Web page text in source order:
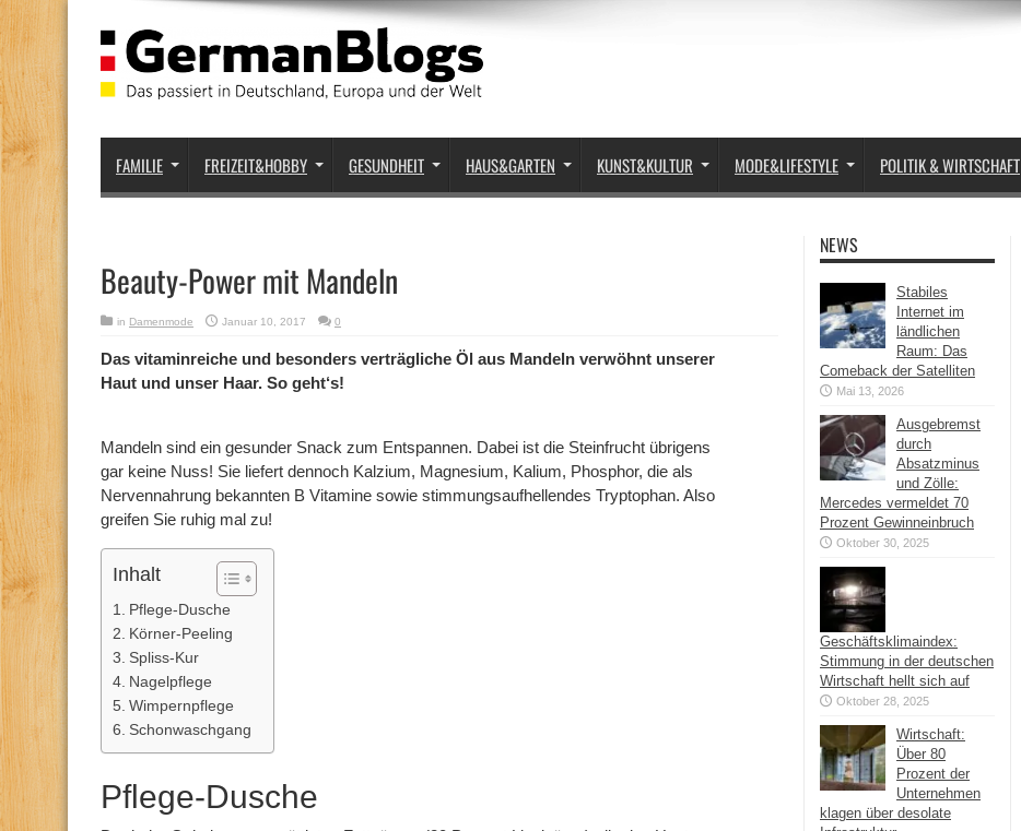
FAMILIE FREIZEIT&HOBBY GESUNDHEIT HAUS&GARTEN KUNST&KULTUR MODE&LIFESTYLE POLITIK & WIRTSCHAFT
Beauty-Power mit Mandeln
in Damenmode Januar 10, 2017 0
Das vitaminreiche und besonders verträgliche Öl aus Mandeln verwöhnt unserer
Haut und unser Haar. So geht‘s!
Mandeln sind ein gesunder Snack zum Entspannen. Dabei ist die Steinfrucht übrigens
gar keine Nuss! Sie liefert dennoch Kalzium, Magnesium, Kalium, Phosphor, die als
Nervennahrung bekannten B Vitamine sowie stimmungsaufhellendes Tryptophan. Also
greifen Sie ruhig mal zu!
Inhalt
Pflege-Dusche
Körner-Peeling
Spliss-Kur
Nagelpflege
Wimpernpflege
Schonwaschgang
Pflege-Dusche
NEWS
Stabiles
Internet im
ländlichen
Raum: Das
Comeback der Satelliten
Mai 13, 2026
Ausgebremst
durch
Absatzminus
und Zölle:
Mercedes vermeldet 70
Prozent Gewinneinbruch
Oktober 30, 2025
Geschäftsklimaindex:
Stimmung in der deutschen
Wirtschaft hellt sich auf
Oktober 28, 2025
Wirtschaft:
Über 80
Prozent der
Unternehmen
klagen über desolate